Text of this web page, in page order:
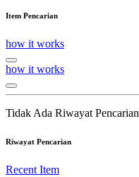
Item Pencarian
how it works
how it works
Tidak Ada Riwayat Pencarian
Riwayat Pencarian
Recent Item